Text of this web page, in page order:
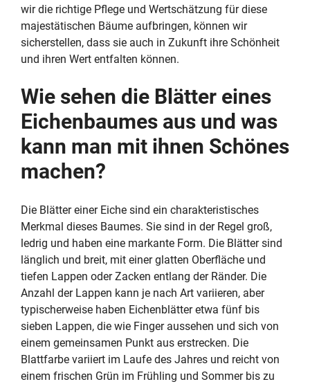
wir die richtige Pflege und Wertschätzung für diese
majestätischen Bäume aufbringen, können wir
sicherstellen, dass sie auch in Zukunft ihre Schönheit
und ihren Wert entfalten können.
Wie sehen die Blätter eines
Eichenbaumes aus und was
kann man mit ihnen Schönes
machen?
Die Blätter einer Eiche sind ein charakteristisches
Merkmal dieses Baumes. Sie sind in der Regel groß,
ledrig und haben eine markante Form. Die Blätter sind
länglich und breit, mit einer glatten Oberfläche und
tiefen Lappen oder Zacken entlang der Ränder. Die
Anzahl der Lappen kann je nach Art variieren, aber
typischerweise haben Eichenblätter etwa fünf bis
sieben Lappen, die wie Finger aussehen und sich von
einem gemeinsamen Punkt aus erstrecken. Die
Blattfarbe variiert im Laufe des Jahres und reicht von
einem frischen Grün im Frühling und Sommer bis zu